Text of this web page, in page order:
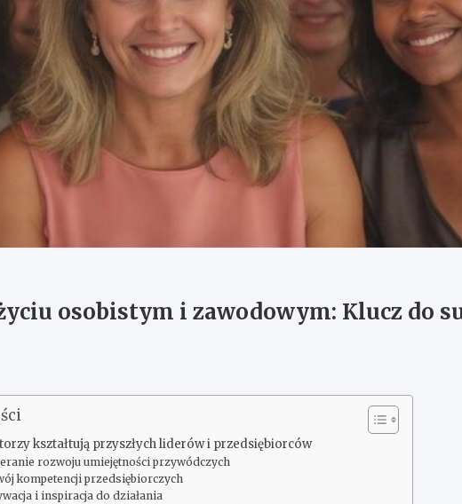
osobistym i zawodowym: Klucz do
kształtują przyszłych liderów i przedsiębiorców
rozwoju umiejętności przywódczych
kompetencji przedsiębiorczych
i inspiracja do działania